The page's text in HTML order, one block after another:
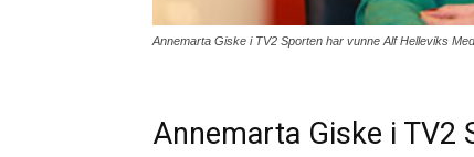
Annemarta Giske i TV2 Sporten har vunne Alf Helleviks
Annemarta Giske i